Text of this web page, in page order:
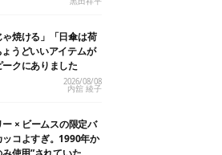
ゃ焼ける」「日傘は荷
うどいいアイテムが
ークにありました
2026/08/08
内舘 綾子
ー × ビームスの限定バ
ッコよすぎ。1990年か